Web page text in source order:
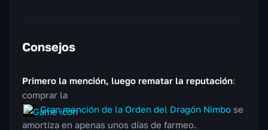
Consejos
Primero la mención, luego rematar la reputación:
comprar la
Gran mención de la Orden del Dragón Nimbo se
amortiza en apenas unos días de farmeo.